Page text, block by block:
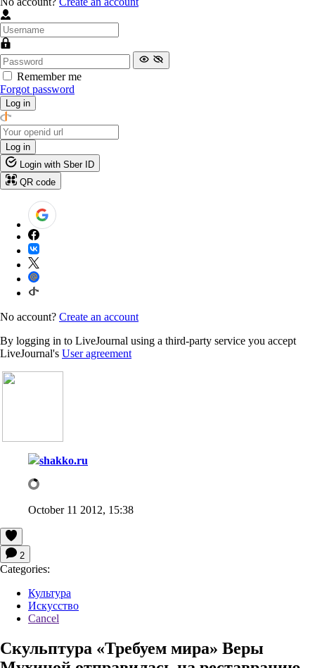
Remember me
Forgot password
Log in
Log in
Login with Sber ID
QR code
No account? Create an account
By logging in to LiveJournal using a third-party service you accept
LiveJournal's User agreement
shakko.ru
October 11 2012, 15:38
2
Categories:
Культура
Искусство
Cancel
Скульптура «Требуем мира» Веры